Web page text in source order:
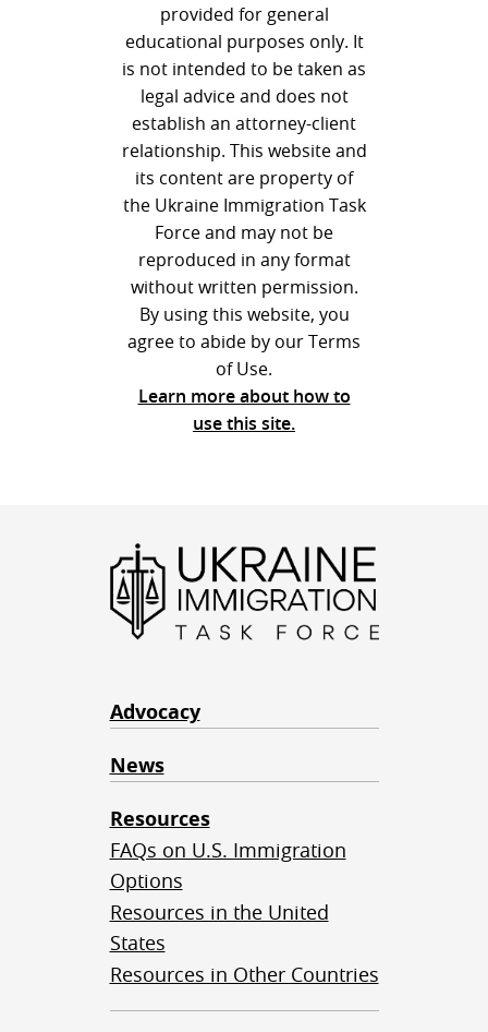
provided for general
educational purposes only. It
is not intended to be taken as
legal advice and does not
establish an attorney-client
relationship. This website and
its content are property of
the Ukraine Immigration Task
Force and may not be
reproduced in any format
without written permission.
By using this website, you
agree to abide by our Terms
of Use.
Learn more about how to
use this site.
Advocacy
News
Resources
FAQs on U.S. Immigration
Options
Resources in the United
States
Resources in Other Countries